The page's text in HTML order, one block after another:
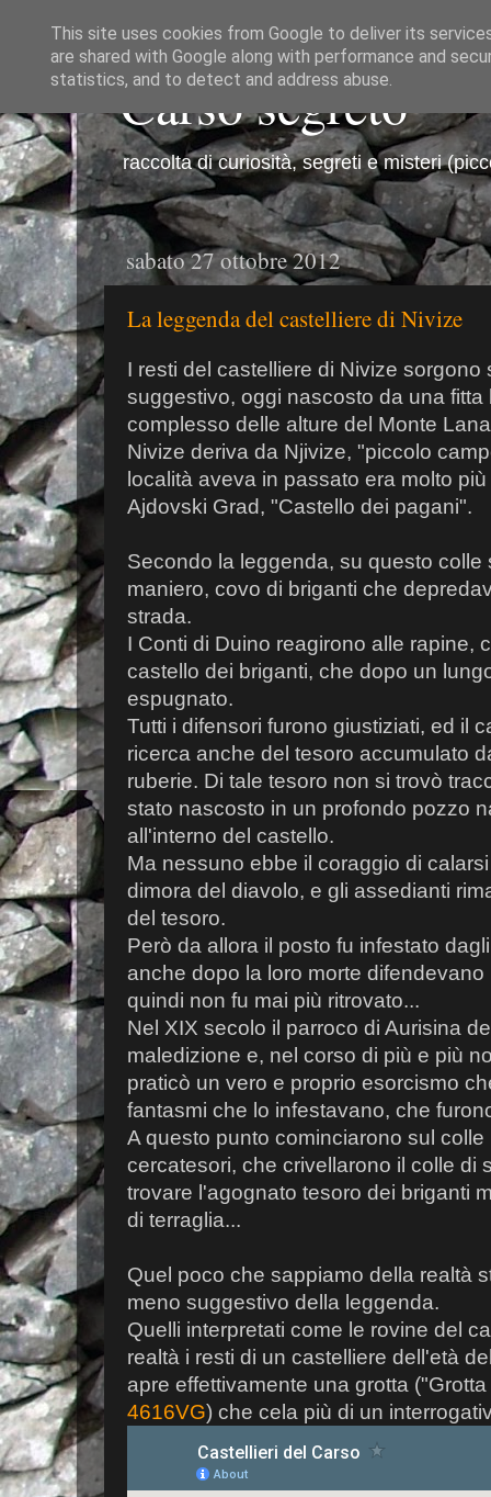
Carso segreto
raccolta di curiosità, segreti e misteri
sabato 27 ottobre 2012
La leggenda del castelliere di Nivize
I resti del castelliere di Nivize sorgono
suggestivo, oggi nascosto da una
complesso delle alture del Monte
Nivize deriva da Njivize, "piccolo
località aveva in passato era molto
Ajdovski Grad, "Castello dei pagani".
Secondo la leggenda, su questo colle
maniero, covo di briganti che
strada.
I Conti di Duino reagirono alle rapine,
castello dei briganti, che dopo un
espugnato.
Tutti i difensori furono giustiziati, ed il
ricerca anche del tesoro accumulato
ruberie. Di tale tesoro non si trovò
stato nascosto in un profondo pozzo
all'interno del castello.
Ma nessuno ebbe il coraggio di
dimora del diavolo, e gli assedianti
del tesoro.
Però da allora il posto fu infestato
anche dopo la loro morte
quindi non fu mai più ritrovato...
Nel XIX secolo il parroco di Aurisina
maledizione e, nel corso di più e più
praticò un vero e proprio esorcismo
fantasmi che lo infestavano, che
A questo punto cominciarono sul
cercatesori, che crivellarono il colle di
trovare l'agognato tesoro dei briganti
di terraglia...
Quel poco che sappiamo della realtà
meno suggestivo della leggenda.
Quelli interpretati come le rovine del
realtà i resti di un castelliere dell'età
apre effettivamente una grotta
4616VG) che cela più di un
This site uses cookies from Google to deliver its
are shared with Google along with performance and
statistics, and to detect and address abuse.